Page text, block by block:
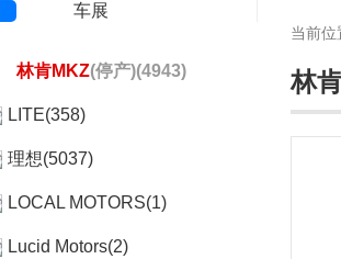
车展
林肯MKZ(停产)(4943)
LITE(358)
理想(5037)
LOCAL MOTORS(1)
Lucid Motors(2)
当前位
林